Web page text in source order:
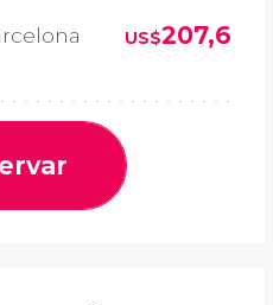
US$207,6